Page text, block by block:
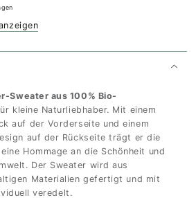
Sweater aus 100% Bio-
kleine Naturliebhaber. Mit einem
auf der Vorderseite und einem
auf der Rückseite trägt er die
eine Hommage an die Schönheit und
Der Sweater wird aus
Materialien gefertigt und mit
veredelt.